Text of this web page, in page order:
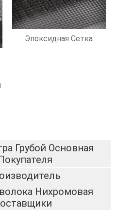
Эпоксидная Сетка
Грубой Основная
Нихромовая